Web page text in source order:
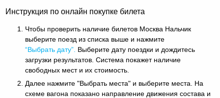
Инструкция по онлайн покупке билета
Чтобы проверить наличие билетов Москва Нальчик
выберите поезд из списка выше и нажмите
“Выбрать дату”. Выберите дату поездки и дождитесь
загрузки результатов. Система покажет наличие
свободных мест и их стоимость.
Далее нажмите "Выбрать места" и выберите места. На
схеме вагона показано направление движения состава и